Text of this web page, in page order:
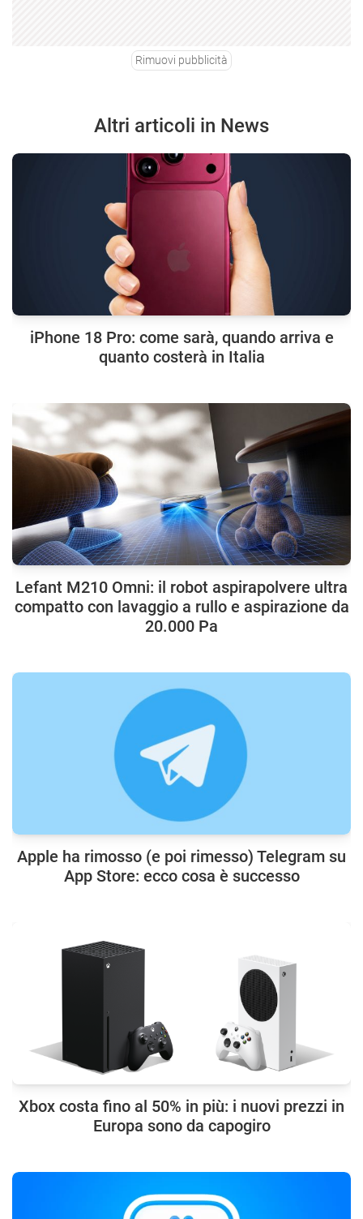
Rimuovi pubblicità
Altri articoli in News
iPhone 18 Pro: come sarà, quando arriva e
quanto costerà in Italia
Lefant M210 Omni: il robot aspirapolvere ultra
compatto con lavaggio a rullo e aspirazione da
20.000 Pa
Apple ha rimosso (e poi rimesso) Telegram su
App Store: ecco cosa è successo
Xbox costa fino al 50% in più: i nuovi prezzi in
Europa sono da capogiro